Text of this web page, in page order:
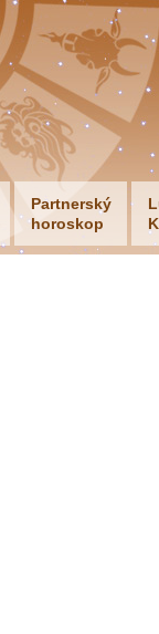
Partnerský
horoskop